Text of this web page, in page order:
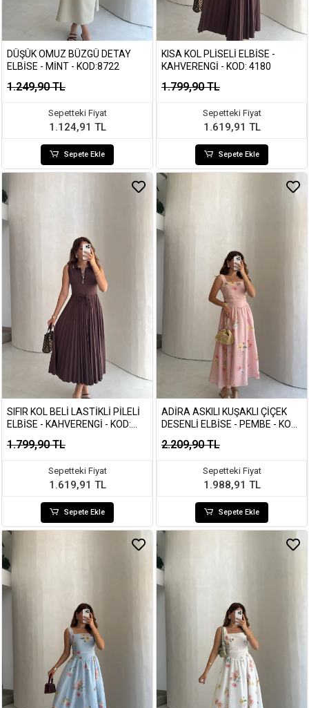
DÜŞÜK OMUZ BÜZGÜ DETAY
ELBISE - MINT - KOD:8722
1.249,90 TL
Sepetteki Fiyat
1.124,91 TL
Sepete Ekle
KISA KOL PLISELI ELBISE -
KAHVERENGI - KOD: 4180
1.799,90 TL
Sepetteki Fiyat
1.619,91 TL
Sepete Ekle
SIFIR KOL BELI LASTIKLI PILELI
ELBISE - KAHVERENGI - KOD:
1.799,90 TL
Sepetteki Fiyat
1.619,91 TL
Sepete Ekle
ADIRA ASKILI KUŞAKLI ÇIÇEK
DESENLI ELBISE - PEMBE - KOD:
2.209,90 TL
Sepetteki Fiyat
1.988,91 TL
Sepete Ekle